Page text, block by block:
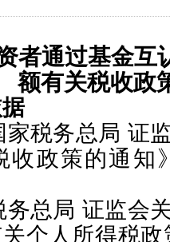
者通过基金互
额有关税收政
家税务总局 证
收政策的通知
总局 证监会
个人所得税